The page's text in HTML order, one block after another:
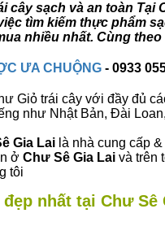
cây sạch và an toàn
tìm kiếm thực phẩm
nhiều nhất. Cùng
ƯA CHUỘNG - 0933
Giỏ trái cây với đầy đủ
như Nhật Bản, Đài
Gia Lai là nhà cung cấp
ở Chư Sê Gia Lai và trên
tôi
nhất tại Chư Sê